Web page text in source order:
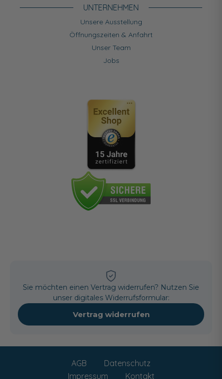
UNTERNEHMEN
Unsere Ausstellung
Öffnungszeiten & Anfahrt
Unser Team
Jobs
Sie möchten einen Vertrag widerrufen? Nutzen Sie
unser digitales Widerrufsformular:
Vertrag widerrufen
AGB
Datenschutz
Impressum
Kontakt